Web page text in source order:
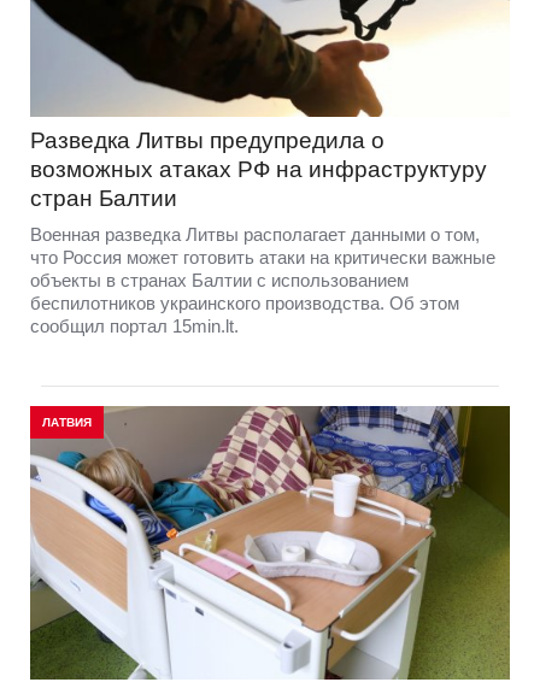
Разведка Литвы предупредила о
возможных атаках РФ на инфраструктуру
стран Балтии
Военная разведка Литвы располагает данными о том,
что Россия может готовить атаки на критически важные
объекты в странах Балтии с использованием
беспилотников украинского производства. Об этом
сообщил портал 15min.lt.
ЛАТВИЯ